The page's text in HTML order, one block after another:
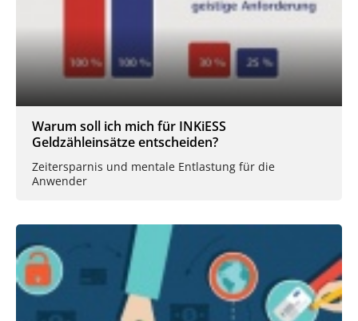
Warum soll ich mich für INKiESS
Geldzähleinsätze entscheiden?
Zeitersparnis und mentale Entlastung für die
Anwender